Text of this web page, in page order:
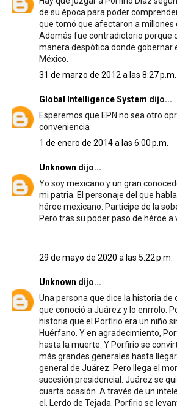
de su época para poder
que tomó que afectaron a millones
Además fue contradictorio porque
manera despótica donde gobernar
México.
31 de marzo de 2012 a las 8:27 p.m.
Global Intelligence System dijo...
Esperemos que EPN no sea otro
conveniencia
1 de enero de 2014 a las 6:00 p.m.
Unknown dijo...
Yo soy mexicano y un gran
mi patria. El personaje del que
héroe mexicano. Participe de la
Pero tras su poder paso de héroe a
29 de mayo de 2020 a las 5:22 p.m.
Unknown dijo...
Una persona que dice la historia de
que conoció a Juárez y lo enrrolo.
historia que el Porfirio era un niño
Huérfano. Y en agradecimiento,
hasta la muerte. Y Porfirio se
más grandes generales.hasta
general de Juárez. Pero llega el
sucesión presidencial. Juárez se
cuarta ocasión. A través de un
el. Lerdo de Tejada. Porfirio se